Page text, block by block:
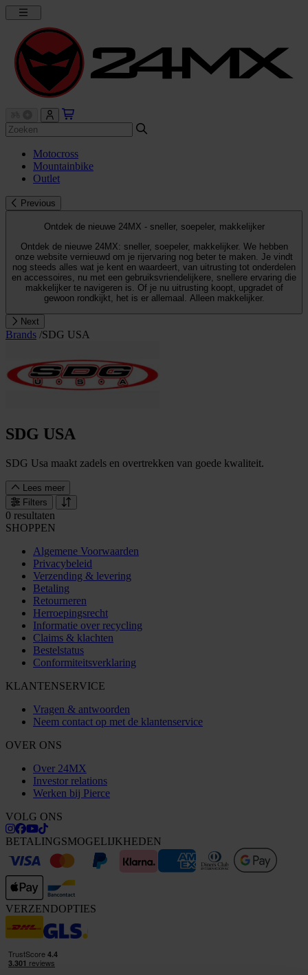
Motocross
Mountainbike
Outlet
Previous
Ontdek de nieuwe 24MX - sneller, soepeler, makkelijker
Ontdek de nieuwe 24MX: sneller, soepeler, makkelijker. We hebben
onze website vernieuwd om je rijervaring nog beter te maken. Je vindt
nog steeds alles wat je kent en waardeert, van uitrusting tot onderdelen
en accessoires, nu met een gebruiksvriendelijkere, snellere ervaring die
makkelijker te navigeren is. Of je nu uitrusting koopt, upgradet of
gewoon rondkijkt, het is er allemaal. Alleen makkelijker.
Next
Brands /SDG USA
SDG USA
SDG Usa maakt zadels en overtrekken van goede kwaliteit.
Lees meer
Filters
0 resultaten
SHOPPEN
Algemene Voorwaarden
Privacybeleid
Verzending & levering
Betaling
Retourneren
Herroepingsrecht
Informatie over recycling
Claims & klachten
Bestelstatus
Conformiteitsverklaring
KLANTENSERVICE
Vragen & antwoorden
Neem contact op met de klantenservice
OVER ONS
Over 24MX
Investor relations
Werken bij Pierce
VOLG ONS
BETALINGSMOGELIJKHEDEN
VERZENDOPTIES